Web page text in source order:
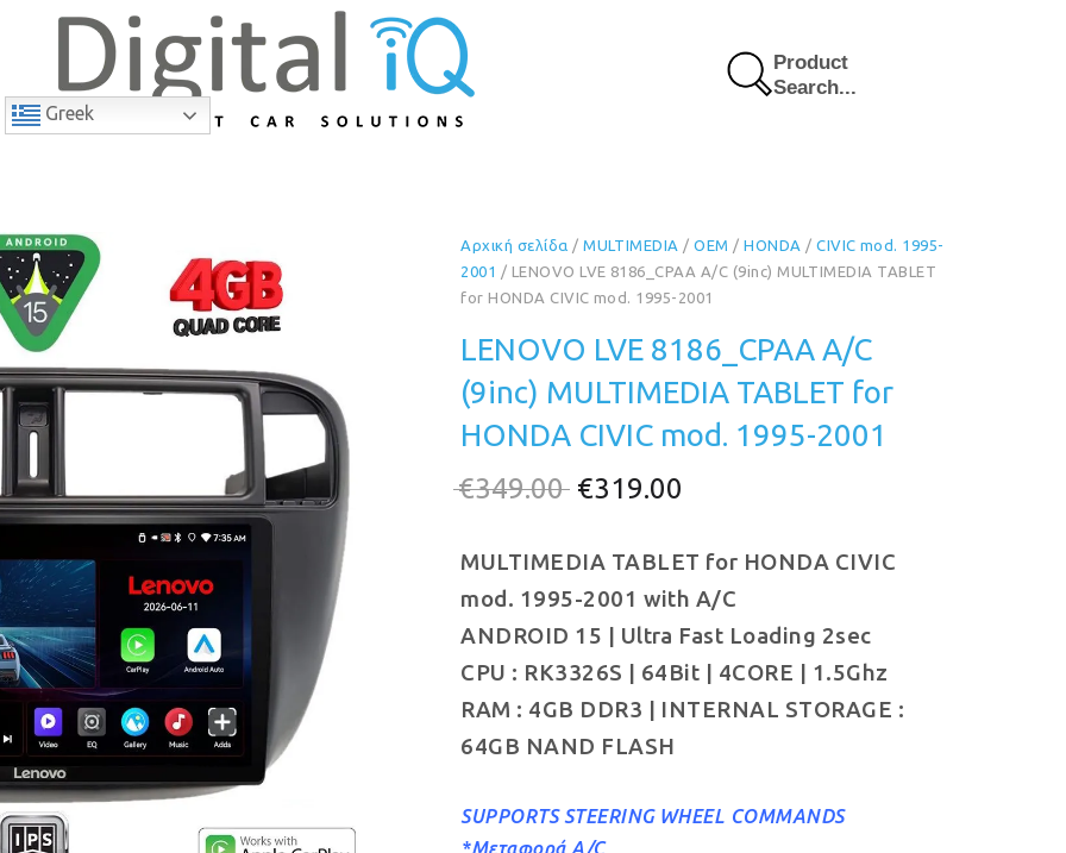
Greek
Product
Search...
9% Έκπτωση
Αρχική σελίδα /MULTIMEDIA /OEM /HONDA /CIVIC mod. 1995-
2001 / LENOVO LVE 8186_CPAA A/C (9inc) MULTIMEDIA TABLET
for HONDA CIVIC mod. 1995-2001
LENOVO LVE 8186_CPAA A/C
(9inc) MULTIMEDIA TABLET for
HONDA CIVIC mod. 1995-2001
€349.00 Original
was:
€349.00.
€319.00
τιμή
είναι:
€319.00.
MULTIMEDIA TABLET for HONDA CIVIC
mod. 1995-2001 with A/C
ANDROID 15 | Ultra Fast Loading 2sec
CPU : RK3326S | 64Bit | 4CORE | 1.5Ghz
RAM : 4GB DDR3 | INTERNAL STORAGE :
64GB NAND FLASH
SUPPORTS STEERING WHEEL COMMANDS
*Μεταφορά A/C